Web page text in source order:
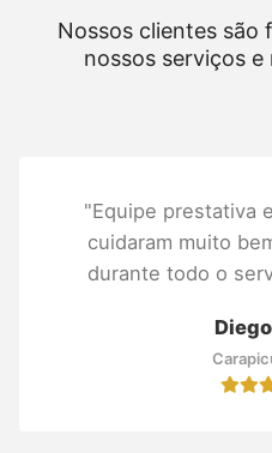
Nossos clientes são
nossos serviços
"Equipe prestativa
cuidaram muito
durante todo o